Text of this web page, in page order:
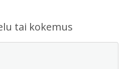
tai kokemus